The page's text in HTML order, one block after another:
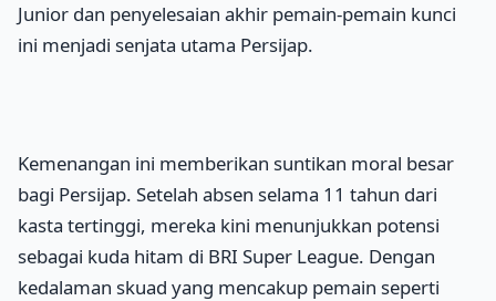
Junior dan penyelesaian akhir pemain-pemain kunci
ini menjadi senjata utama Persijap.
Kemenangan ini memberikan suntikan moral besar
bagi Persijap. Setelah absen selama 11 tahun dari
kasta tertinggi, mereka kini menunjukkan potensi
sebagai kuda hitam di BRI Super League. Dengan
kedalaman skuad yang mencakup pemain seperti